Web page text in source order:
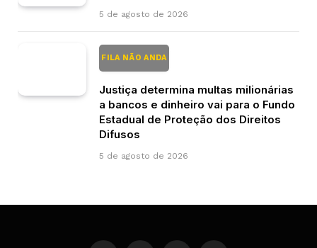
5 de agosto de 2026
FILA NÃO ANDA
Justiça determina multas milionárias
a bancos e dinheiro vai para o Fundo
Estadual de Proteção dos Direitos
Difusos
5 de agosto de 2026